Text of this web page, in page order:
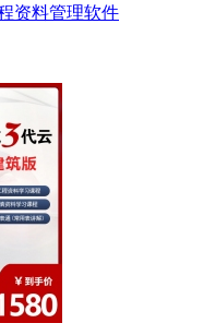
资料管理软件